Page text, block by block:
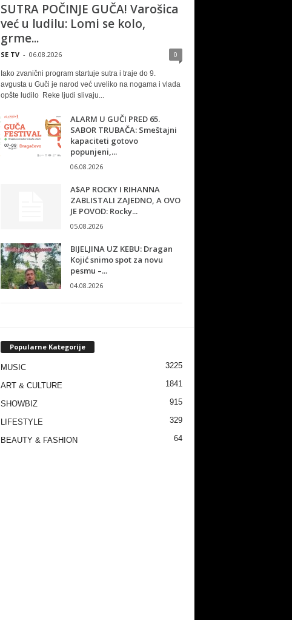
SUTRA POČINJE GUČA! Varošica
već u ludilu: Lomi se kolo,
grme...
SE TV - 06.08.2026 0
Iako zvanični program startuje sutra i traje do 9.
avgusta u Guči je narod već uveliko na nogama i vlada
opšte ludilo Reke ljudi slivaju...
ALARM U GUČI PRED 65.
SABOR TRUBAČA: Smeštajni
kapaciteti gotovo
popunjeni,...
06.08.2026
A$AP ROCKY I RIHANNA
ZABLISTALI ZAJEDNO, A OVO
JE POVOD: Rocky...
05.08.2026
BIJELJINA UZ KEBU: Dragan
Kojić snimo spot za novu
pesmu –...
04.08.2026
Popularne Kategorije
MUSIC 3225
ART & CULTURE 1841
SHOWBIZ 915
LIFESTYLE 329
BEAUTY & FASHION 64